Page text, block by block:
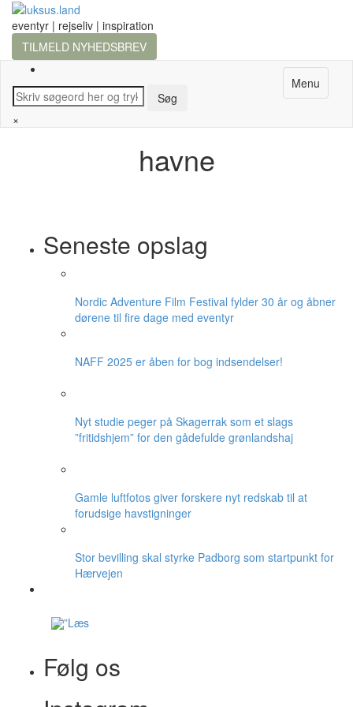
eventyr | rejseliv | inspiration
TILMELD NYHEDSBREV
Menu
×
havne
Seneste opslag
Nordic Adventure Film Festival fylder 30 år og åbner
dørene til fire dage med eventyr
NAFF 2025 er åben for bog indsendelser!
Nyt studie peger på Skagerrak som et slags
”fritidshjem” for den gådefulde grønlandshaj
Gamle luftfotos giver forskere nyt redskab til at
forudsige havstigninger
Stor bevilling skal styrke Padborg som startpunkt for
Hærvejen
Følg os